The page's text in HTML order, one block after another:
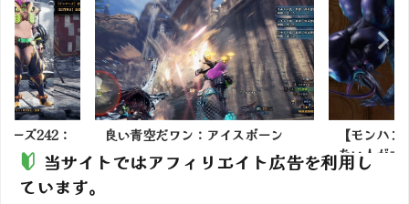
イスボーン
【モンハンワイルズ】2桁討伐して
ない人が大半のモンスタ...
【モ
なら
当サイトではアフィリエイト広告を利用し
ています。